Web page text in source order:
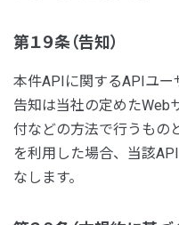
第１９条（告知）
本件APIに関するAPIユ
告知は当社の定めたWeb
付などの方法で行うもの
を利用した場合、当該
なします。